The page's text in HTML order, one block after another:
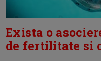
Exista o
de fertilitate si